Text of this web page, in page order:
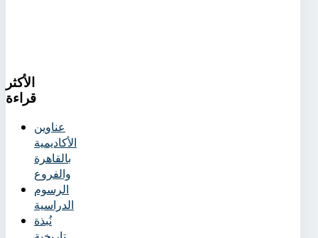
الأكثر
قراءة
عناوين
الأكاديمية
بالقاهرة
والفروع
الرسوم
الدراسية
نُبذة